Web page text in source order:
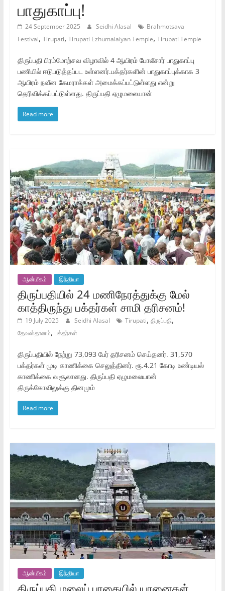
பாதுகாப்பு!
24 September 2025 Seidhi Alasal
Brahmotsava
Festival, Tirupati, Tirupati Ezhumalaiyan Temple, Tirupati Temple
திருப்பதி பிரம்மோற்சவ விழாவில் 4 ஆயிரம் போலீசார் பாதுகாப்பு
பணியில் ஈடுபடுத்தப்பட உள்ளனர்.பக்தர்களின் பாதுகாப்புக்காக 3
ஆயிரம் நவீன கேமராக்கள் அமைக்கப்பட்டுள்ளது என்று
தெரிவிக்கப்பட்டுள்ளது. திருப்பதி ஏழுமலையான்
Read more
ஆன்மீகம் இந்தியா
திருப்பதியில் 24 மணிநேரத்துக்கு மேல்
காத்திருந்து பக்தர்கள் சாமி தரிசனம்!
19 July 2025 Seidhi Alasal Tirupati, திருப்பதி,
தேவஸ்தானம், பக்தர்கள்
திருப்பதியில் நேற்று 73,093 பேர் தரிசனம் செய்தனர். 31,570
பக்தர்கள் முடி காணிக்கை செலுத்தினர். ரூ.4.21 கோடி உண்டியல்
காணிக்கை வசூலானது. திருப்பதி ஏழுமலையான்
திருக்கோவிலுக்கு தினமும்
Read more
ஆன்மீகம் இந்தியா